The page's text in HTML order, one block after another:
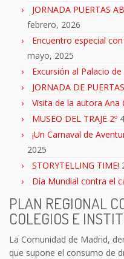
JORNADA PUERTAS
febrero, 2026
Encuentro especial
mayo, 2025
Excursión al Palacio
JORNADA DE
Visita de la autora Ana
MUSEO DEL TRAJE 2º
¡Un Carnaval de
2025
STORYTELLING TIME!
Día Mundial contra el
PLAN REGIONAL
COLEGIOS E
La Comunidad de Madrid,
que supone el consumo de